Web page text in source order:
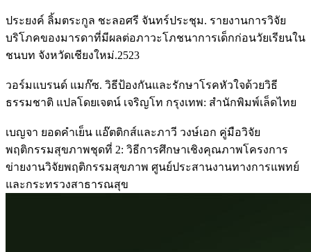
ประยงค์ ลิ้มตระกูล ชะลอศรี จันทร์ประชุม. รายงานการวิจัย
บริโภคของมารดาที่มีผลต่อภาวะโภชนาการเด็กก่อนวัยเรียนใน
ชนบท จังหวัดเชียงใหม่.2523
วอร์มแบรนด์ แมก๊ซ. วิธีป้องกันและรักษาโรคหัวใจด้วยวิธี
ธรรมชาติ แปลโดยเจตน์ เจริญโท กรุงเทพ: สำนักพิมพ์เล็ดไทย
เบญจา ยอดคำเย็น แอ๊ตติกส์และภาวี วงษ์เอก คู่มือวิจัย
พฤติกรรมสุขภาพชุดที่ 2: วิธีการศึกษาเชิงคุณภาพโครงการ
ข่ายงานวิจัยพฤติกรรมสุขภาพ ศูนย์ประสานงานทางการแพทย์
และกระทรวงสาธารณสุข